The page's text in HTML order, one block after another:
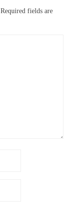
Required fields are